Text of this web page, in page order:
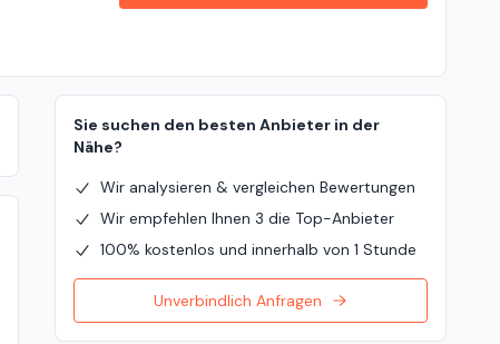
Sie suchen den besten Anbieter in der
Nähe?
Wir analysieren & vergleichen Bewertungen
Wir empfehlen Ihnen 3 die Top-Anbieter
100% kostenlos und innerhalb von 1 Stunde
Unverbindlich Anfragen